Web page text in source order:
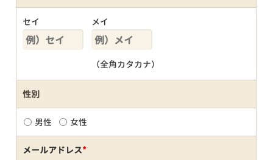
セイ メイ
（全角カタカナ）
性別
男性 女性
メールアドレス*